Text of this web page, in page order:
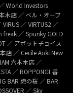
World Investors
木店 ／ ベル・オーブ
／ VIRTUS2 ／
freak ／ Spunky GOLD
／ アボットチョイス
店 ／ Cecile Aoki New
六本木店 ／
／ ROPPONGI 香
BAR 虎の桜 ／ BAR
／ Sky